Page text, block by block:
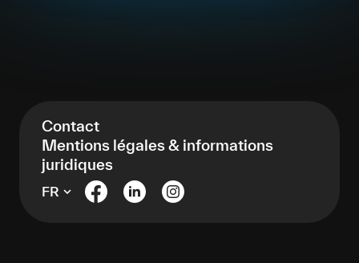
Contact
Mentions légales & informations
juridiques
FR